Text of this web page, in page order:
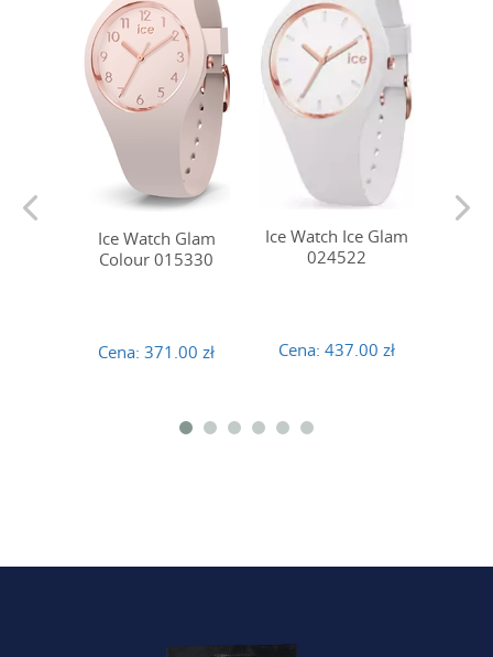
Ice Watch Glam
Colour 015330
Cena: 371.00 zł
Ice Watch Ice Glam
024522
Cena: 437.00 zł